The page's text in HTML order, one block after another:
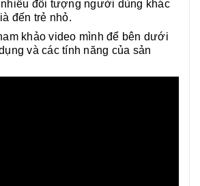
đối tượng người dùng khác
đến trẻ nhỏ.
khảo video mình để bên dưới
và các tính năng của sản